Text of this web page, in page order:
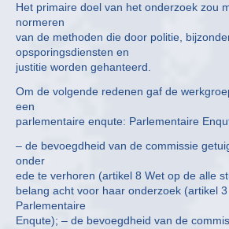
Het primaire doel van het onderzoek zou
normeren
van de methoden die door politie,
opsporingsdiensten en
justitie worden gehanteerd.
Om de volgende redenen gaf de
een
parlementaire enqute: Parlementaire
– de bevoegdheid van de commissie
onder
ede te verhoren (artikel 8 Wet op de alle
belang acht voor haar onderzoek (artikel
Parlementaire
Enqute); – de bevoegdheid van de